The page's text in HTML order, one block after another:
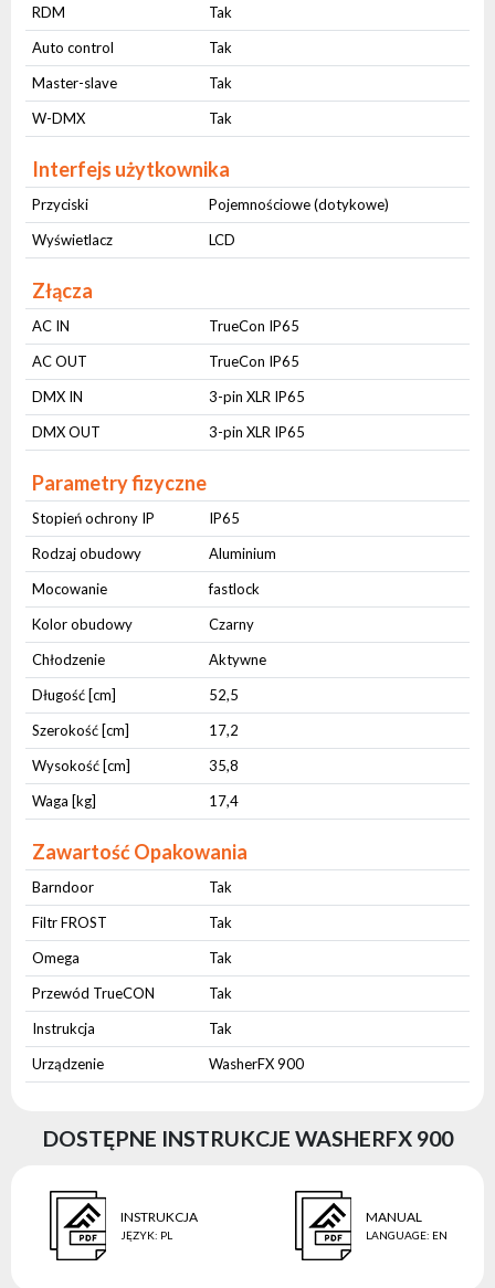
RDM
Tak
Auto control
Tak
Master-slave
Tak
W-DMX
Tak
Interfejs użytkownika
Przyciski
Pojemnościowe (dotykowe)
Wyświetlacz
LCD
Złącza
AC IN
TrueCon IP65
AC OUT
TrueCon IP65
DMX IN
3-pin XLR IP65
DMX OUT
3-pin XLR IP65
Parametry fizyczne
Stopień ochrony IP
IP65
Rodzaj obudowy
Aluminium
Mocowanie
fastlock
Kolor obudowy
Czarny
Chłodzenie
Aktywne
Długość [cm]
52,5
Szerokość [cm]
17,2
Wysokość [cm]
35,8
Waga [kg]
17,4
Zawartość Opakowania
Barndoor
Tak
Filtr FROST
Tak
Omega
Tak
Przewód TrueCON
Tak
Instrukcja
Tak
Urządzenie
WasherFX 900
DOSTĘPNE INSTRUKCJE WASHERFX 900
INSTRUKCJA
JĘZYK: PL
MANUAL
LANGUAGE: EN